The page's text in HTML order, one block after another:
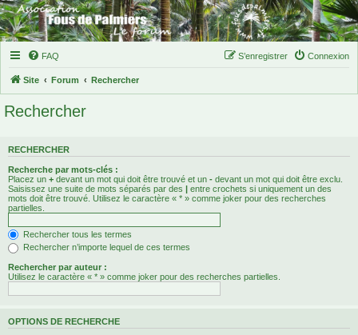
FAQ Connexion
S’enregistrer
Site Forum Rechercher
Rechercher
RECHERCHER
Recherche par mots-clés :
Placez un + devant un mot qui doit être trouvé et un - devant un mot qui doit être exclu.
Saisissez une suite de mots séparés par des | entre crochets si uniquement un des
mots doit être trouvé. Utilisez le caractère « * » comme joker pour des recherches
partielles.
Rechercher tous les termes
Rechercher n’importe lequel de ces termes
Rechercher par auteur :
Utilisez le caractère « * » comme joker pour des recherches partielles.
OPTIONS DE RECHERCHE